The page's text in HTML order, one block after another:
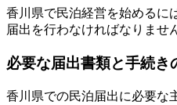
香川県で民泊経営を始めるに
届出を行わなければなりませ
必要な届出書類と手続き
香川県での民泊届出に必要な